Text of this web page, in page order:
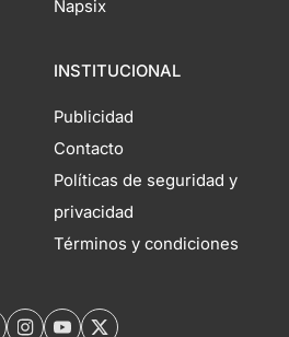
Napsix
INSTITUCIONAL
Publicidad
Contacto
Políticas de seguridad y
privacidad
Términos y condiciones